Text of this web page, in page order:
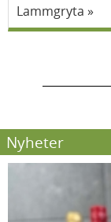
Lammgryta
Nyheter